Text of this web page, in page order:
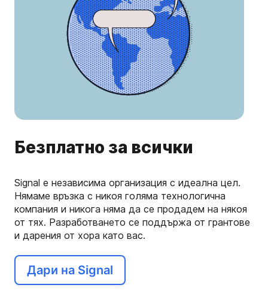
Безплатно за всички
Signal е независима организация с идеална цел.
Нямаме връзка с никоя голяма технологична
компания и никога няма да се продадем на някоя
от тях. Разработването се поддържа от грантове
и дарения от хора като вас.
Дари на Signal